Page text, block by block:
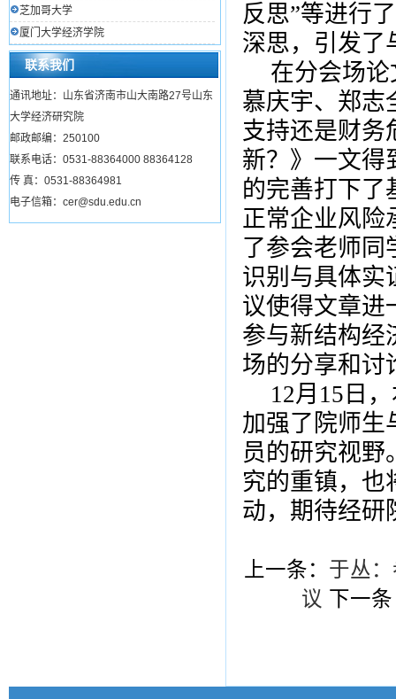
芝加哥大学
厦门大学经济学院
联系我们
通讯地址：山东省济南市山大南路27号山东
大学经济研究院
邮政邮编：250100
联系电话：0531-88364000 88364128
传 真：0531-88364981
电子信箱：cer@sdu.edu.cn
反思”等进行
深思，引发了
在分会场
慕庆宇、郑志
支持还是财务
新？》一文得
的完善打下了
正常企业风险
了参会老师同
识别与具体实
议使得文章进
参与新结构经
场的分享和讨
12月 15 日
加强了院师生
员的研究视
究的重镇，也
动，期待经研
上一条： 于丛
议 下一